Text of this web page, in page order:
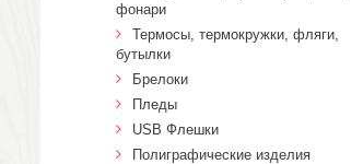
фонари
Термосы, термокружки, фляги,
бутылки
Брелоки
Пледы
USB Флешки
Полиграфические изделия